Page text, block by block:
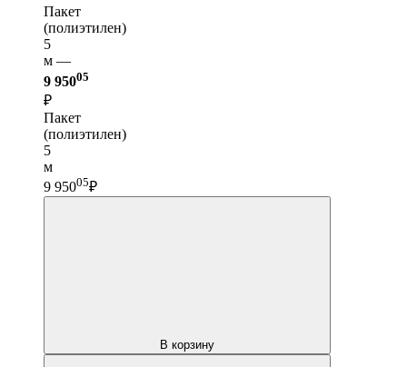
Пакет
(полиэтилен)
5
м —
9 95005
₽
Пакет
(полиэтилен)
5
м
9 95005₽
В корзину